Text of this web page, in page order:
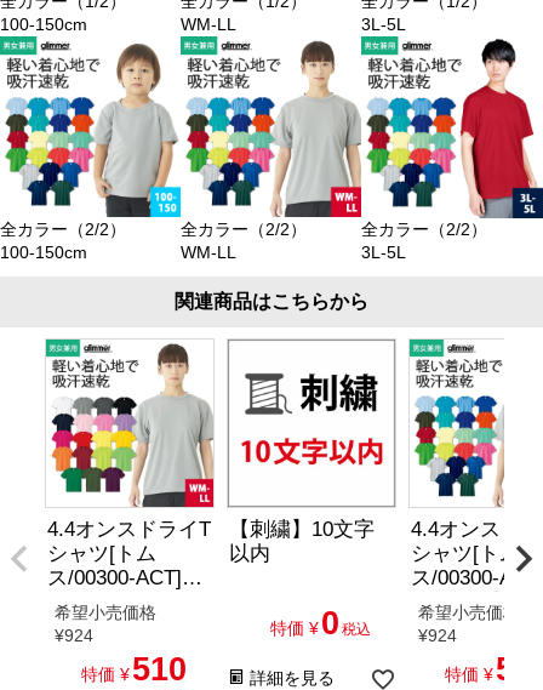
100-150cm
WM-LL
3L-5L
全カラー（2/2）
100-150cm
全カラー（2/2）
WM-LL
全カラー（2/2）
3L-5L
関連商品はこちらから
4.4オンスドライT
シャツ[トム
ス/00300-ACT]
(SS-LL)吸汗速乾
希望小売価格
¥924
特価 ¥ 510
【刺繍】10文字
以内
特価 ¥ 0 税込
詳細を見る
4.4オンスド
シャツ[トム
ス/00300-
(SS-LL)【吸
乾/33色展開】
希望小売価格
¥924
特価 ¥